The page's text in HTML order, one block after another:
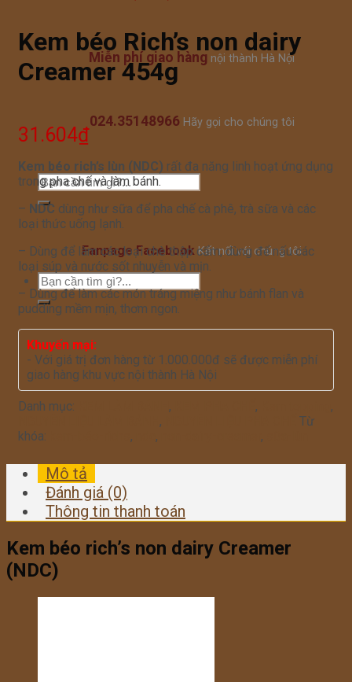
Miễn phí giao hàng nội thành Hà Nội
024.35148966 Hãy gọi cho chúng tôi
Fanpage Facebook Kết nối với chúng tôi
Kem béo Rich’s non dairy
Creamer 454g
31.604₫
Kem béo rich’s lùn (NDC) rất đa năng linh hoạt ứng dụng
trong pha chế và làm bánh.
– NDC dùng như sữa để pha chế cà phê, trà sữa và các
loại thức uống lạnh.
– Dùng để làm các loại chè thập cẩm; dùng để nấu các
loại súp và nước sốt nhuyễn và mịn.
– Dùng để làm các món tráng miệng như bánh flan và
pudding mềm mịn, thơm ngon.
Khuyến mại:
- Với giá trị đơn hàng từ 1.000.000đ sẽ được miễn phí
giao hàng khu vực nội thành Hà Nội
Danh mục: , ,
,
,
Từ
khóa:
, , ,
Mô tả
Đánh giá (0)
Thông tin thanh toán
Kem béo rich’s non dairy Creamer
(NDC)